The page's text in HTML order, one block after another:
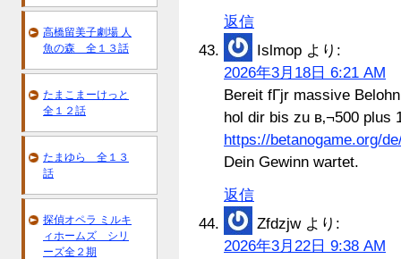
返信
Islmop より:
2026年3月18日 6:21 AM
Bereit fГјr massive
hol dir bis zu в‚¬500 plus
https://betanogame.org/
Dein Gewinn wartet.
返信
Zfdzjw より:
2026年3月22日 9:38 AM
高橋留美子劇場 人
魚の森 全１３話
たまこまーけっと
全１２話
たまゆら 全１３
話
探偵オペラ ミルキ
ィホームズ シリ
ーズ全２期